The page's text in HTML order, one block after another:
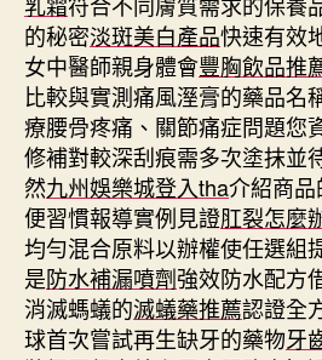
的秘密淡斑美白產品快速有效
女中醫師親身體會豐胸飲品推
比較與實測痛風溼膏的藥品名
療腰骨疼痛、關節痛症問題您
修補對較深刮痕需多次塗抹並
然九州娛樂城登入tha介紹商
便習慣報導實例見證肛裂怎麼
均勻混合原料以辦權使任選組
是防水補漏噴劑強效防水配方
消滅螞蟻的滅蟻藥推薦認證全
球首次嘗試再生缺牙的藥物牙